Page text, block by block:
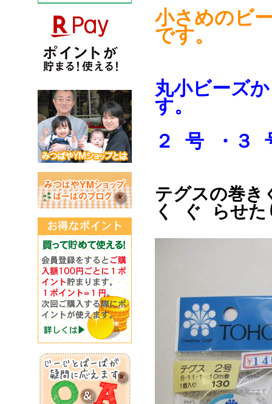
小さめのビ
です。
丸小ビーズ
す。
２ 号 ・３
テグスの巻き
く ぐ らせた